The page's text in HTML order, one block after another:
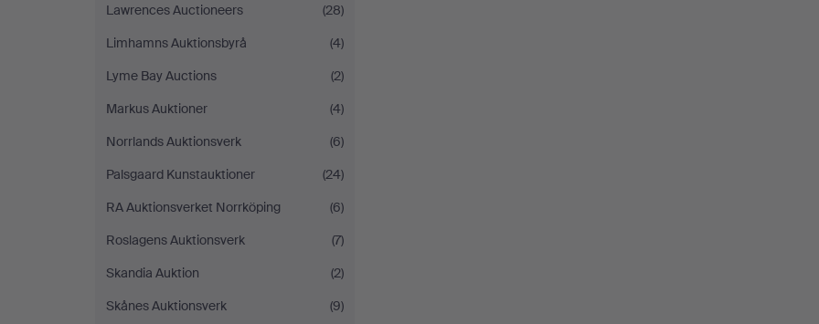
Lawrences Auctioneers
(28)
Limhamns Auktionsbyrå
(4)
Lyme Bay Auctions
(2)
Markus Auktioner
(4)
Norrlands Auktionsverk
(6)
Palsgaard Kunstauktioner
(24)
RA Auktionsverket Norrköping
(6)
Roslagens Auktionsverk
(7)
Skandia Auktion
(2)
Skånes Auktionsverk
(9)